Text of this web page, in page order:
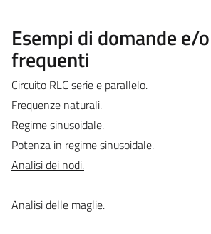
Esempi di domande e/
frequenti
Circuito RLC serie e parallelo.
Frequenze naturali.
Regime sinusoidale.
Potenza in regime sinusoidale.
Analisi dei nodi.
Analisi delle maglie.